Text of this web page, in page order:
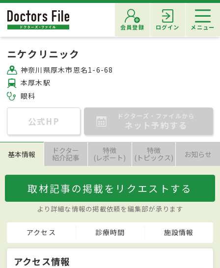
会員登録 ログイン メニュー
ニケクリニック
神奈川県厚木市恩名1-6-68
本厚木駅
眼科
公式HP ドクターズ・ファイルから
ネット予約する
基本情報 ドクター
紹介記事
特徴
(レポート)
特徴
(トピックス) お知らせ
取材記事の掲載をリクエストする
より詳細な情報の掲載依頼を編集部が承ります
アクセス 診療時間 施設情報
アクセス情報